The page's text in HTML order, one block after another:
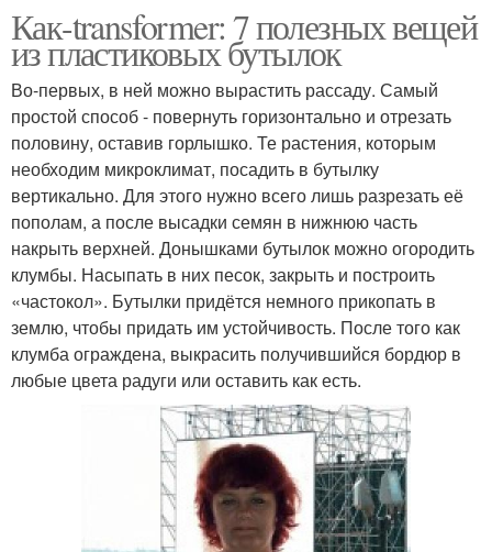
Как-transformer: 7 полезных вещей
из пластиковых бутылок
Во-первых, в ней можно вырастить рассаду. Самый
простой способ - повернуть горизонтально и отрезать
половину, оставив горлышко. Те растения, которым
необходим микроклимат, посадить в бутылку
вертикально. Для этого нужно всего лишь разрезать её
пополам, а после высадки семян в нижнюю часть
накрыть верхней. Донышками бутылок можно огородить
клумбы. Насыпать в них песок, закрыть и построить
«частокол». Бутылки придётся немного прикопать в
землю, чтобы придать им устойчивость. После того как
клумба ограждена, выкрасить получившийся бордюр в
любые цвета радуги или оставить как есть.